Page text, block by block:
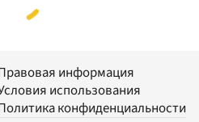
информация
использования
конфиденциальности